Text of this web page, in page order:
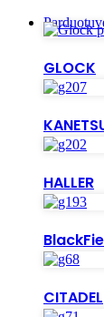
GLOCK
HALLER
CITADEL